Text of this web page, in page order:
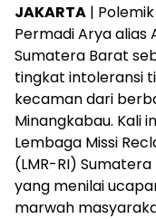
JAKARTA |
Permadi Arya alias
Sumatera Barat
tingkat intoleransi
kecaman dari
Minangkabau. Kali
Lembaga Missi
(LMR-RI)
yang menilai
marwah